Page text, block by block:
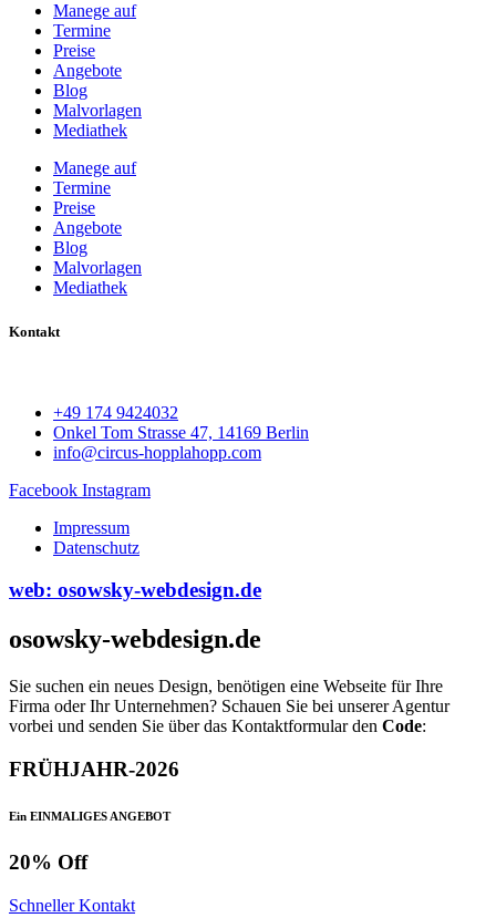
Manege auf
Termine
Preise
Angebote
Blog
Malvorlagen
Mediathek
Manege auf
Termine
Preise
Angebote
Blog
Malvorlagen
Mediathek
Kontakt
+49 174 9424032
Onkel Tom Strasse 47, 14169 Berlin
info@circus-hopplahopp.com
Facebook Instagram
Impressum
Datenschutz
web: osowsky-webdesign.de
osowsky-webdesign.de
Sie suchen ein neues Design, benötigen eine Webseite für Ihre
Firma oder Ihr Unternehmen? Schauen Sie bei unserer Agentur
vorbei und senden Sie über das Kontaktformular den Code:
FRÜHJAHR-2026
Ein EINMALIGES ANGEBOT
20% Off
Schneller Kontakt